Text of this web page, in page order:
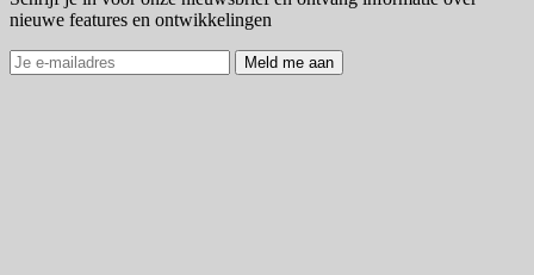
nieuwe features en ontwikkelingen
Meld me aan